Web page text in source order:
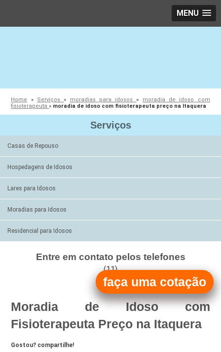
MENU
Home » Serviços» moradias para idosos» moradia de idoso com
fisioterapeuta» moradia de idoso com fisioterapeuta preço na Itaquera
Serviços
Casas de Repouso
Hospedagens de Idosos
Lares para Idosos
Moradias para Idosos
Residencial para Idosos
Entre em contato pelos telefones
(11)
(11)
Moradia de Idoso com
Fisioterapeuta Preço na Itaquera
Gostou? compartilhe!
faça uma cotação